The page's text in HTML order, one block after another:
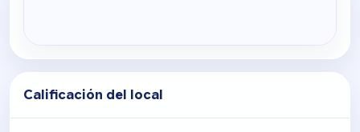
Calificación del local